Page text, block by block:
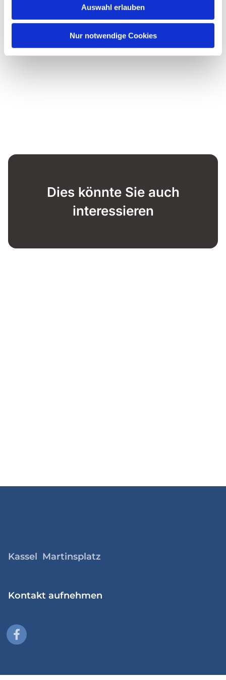
Auswahl erlauben
Nur notwendige Cookies
Dies könnte Sie auch
interessieren
Kassel Martinsplatz
Kontakt aufnehmen